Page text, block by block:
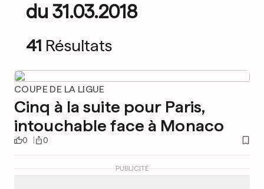
du 31.03.2018
41 Résultats
COUPE DE LA LIGUE
Cinq à la suite pour Paris,
intouchable face à Monaco
0 0
PUBLICITÉ